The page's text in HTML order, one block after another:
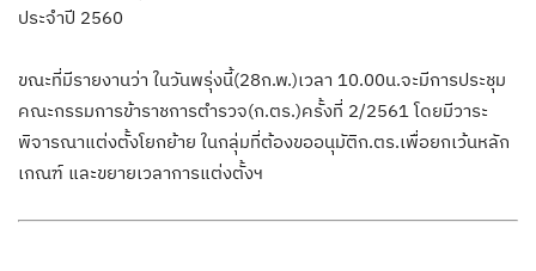
ประจำปี 2560
ขณะที่มีรายงานว่า ในวันพรุ่งนี้(28ก.พ.)เวลา 10.00น.จะมีการประชุม
คณะกรรมการข้าราชการตำรวจ(ก.ตร.)ครั้งที่ 2/2561 โดยมีวาระ
พิจารณาแต่งตั้งโยกย้าย ในกลุ่มที่ต้องขออนุมัติก.ตร.เพื่อยกเว้นหลัก
เกณฑ์ และขยายเวลาการแต่งตั้งฯ